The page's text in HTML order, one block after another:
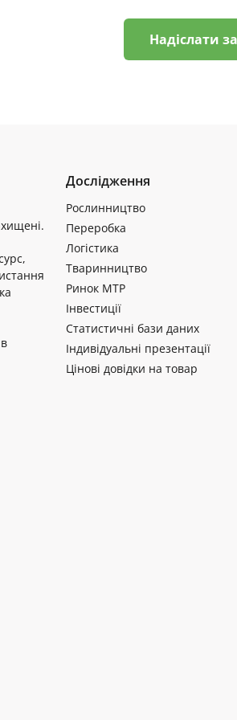
Надіслати
Дослідження
Рослинництво
Переробка
Логістика
Тваринництво
Ринок МТР
Інвестиції
Статистичні бази даних
Індивідуальні презентації
Цінові довідки на товар